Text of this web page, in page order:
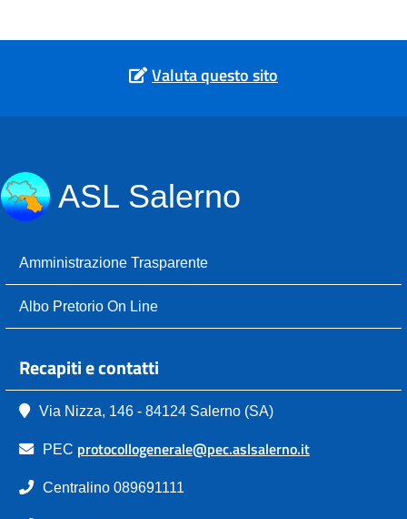
Valuta questo sito
ASL Salerno
Amministrazione Trasparente
Albo Pretorio On Line
Recapiti e contatti
Via Nizza, 146 - 84124 Salerno (SA)
PEC protocollogenerale@pec.aslsalerno.it
Centralino 089691111